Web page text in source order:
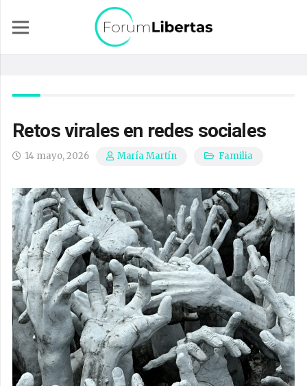
Retos virales en redes sociales
14 mayo, 2026 María Martín Familia